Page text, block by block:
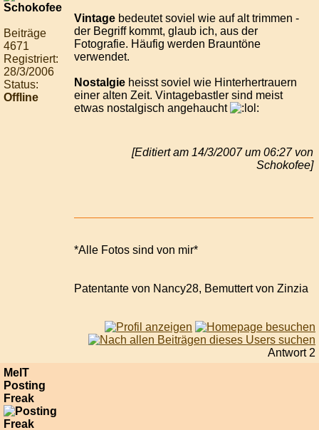
Beiträge
4671
Registriert:
28/3/2006
Status:
Offline
Vintage bedeutet soviel wie auf alt trimmen -
der Begriff kommt, glaub ich, aus der
Fotografie. Häufig werden Brauntöne
verwendet.
Nostalgie heisst soviel wie Hinterhertrauern
einer alten Zeit. Vintagebastler sind meist
etwas nostalgisch angehaucht
[Editiert am 14/3/2007 um 06:27 von
Schokofee]
*Alle Fotos sind von mir*
Patentante von Nancy28, Bemuttert von Zinzia
Antwort 2
MelT
Posting
Freak